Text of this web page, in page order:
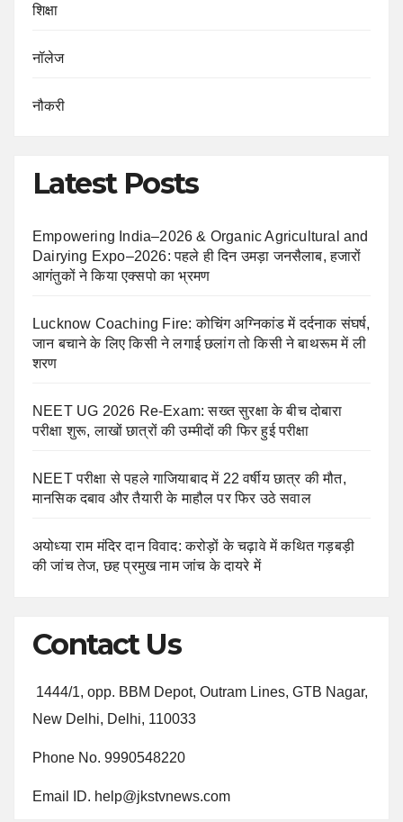
शिक्षा
नॉलेज
नौकरी
Latest Posts
Empowering India–2026 & Organic Agricultural and
Dairying Expo–2026: पहले ही दिन उमड़ा जनसैलाब, हजारों
आगंतुकों ने किया एक्सपो का भ्रमण
Lucknow Coaching Fire: कोचिंग अग्निकांड में दर्दनाक संघर्ष,
जान बचाने के लिए किसी ने लगाई छलांग तो किसी ने बाथरूम में ली
शरण
NEET UG 2026 Re-Exam: सख्त सुरक्षा के बीच दोबारा
परीक्षा शुरू, लाखों छात्रों की उम्मीदों की फिर हुई परीक्षा
NEET परीक्षा से पहले गाजियाबाद में 22 वर्षीय छात्र की मौत,
मानसिक दबाव और तैयारी के माहौल पर फिर उठे सवाल
अयोध्या राम मंदिर दान विवाद: करोड़ों के चढ़ावे में कथित गड़बड़ी
की जांच तेज, छह प्रमुख नाम जांच के दायरे में
Contact Us
1444/1, opp. BBM Depot, Outram Lines, GTB Nagar,
New Delhi, Delhi, 110033
Phone No. 9990548220
Email ID. help@jkstvnews.com